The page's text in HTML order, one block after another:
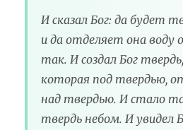
И сказал Бог: да будет
и да отделяет она воду
так. И создал Бог
которая под твердью,
над твердью. И стало
твердь небом. И увидел